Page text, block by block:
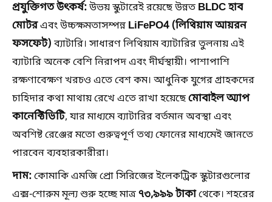
প্রযুক্তিগত উৎকর্ষ:উভয় স্কুটারেই রয়েছে উন্নত BLDC হাব
মোটরএবং উচ্চক্ষমতাসম্পন্ন LiFePO4 (লিথিয়াম আয়রন
ফসফেট) ব্যাটারি। সাধারণ লিথিয়াম ব্যাটারির তুলনায় এই
ব্যাটারি অনেক বেশি নিরাপদ এবং দীর্ঘস্থায়ী। পাশাপাশি
রক্ষণাবেক্ষণ খরচও এতে বেশ কম। আধুনিক যুগের গ্রাহকদের
চাহিদার কথা মাথায় রেখে এতে রাখা হয়েছেমোবাইল অ্যাপ
কানেক্টিভিটি, যার মাধ্যমে ব্যাটারির বর্তমান অবস্থা এবং
অবশিষ্ট রেঞ্জের মতো গুরুত্বপূর্ণ তথ্য ফোনের মাধ্যমেই জানতে
পারবেন ব্যবহারকারীরা।
দাম:কোমাকি এমজি প্রো সিরিজের ইলেকট্রিক স্কুটারগুলোর
এক্স-শোরুম মূল্য শুরু হচ্ছে মাত্র৭৩,৯৯৯ টাকাথেকে। শহরের